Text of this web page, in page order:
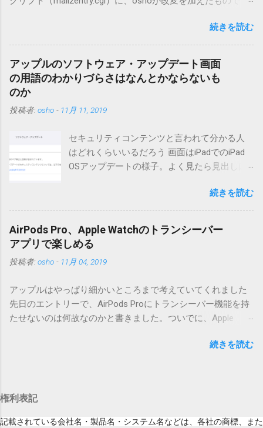
ーも出来ます。 バージョン0.5.3以降の動作確認はMT3.11で行
っています。0.5.2まではMT2.661で確認していました。0.5.3以
降もたぶん動くと思います。 現在のバージョンは0.5.3です。
（2004/12/4リリース）※0.6.3を公開しています。まだ心配な
点が多いため、こちらにはリンクしていません。安定を求め
る方は0.5.3を、新版の機能が必要な方は0.6.3をご利用くださ
い。 こちら からどうぞ。 0.3.6までのバージョンに、エント
版へのアップデートを強くお勧めしてます。 mail-entry.zipを
ダウンロードするにはここをクリックしてください。
（Windowsから解凍したフォルダを見ると「_MACOSX」とい
りませんので無視してください。MacOS XでZIP圧縮している
ため、Mac独自のファイル情報が含まれてしまうようで
す。） Ver.0.3.0以降用の差分ファイルはこちら 。ZIP圧縮して
まとめてあります。いまのバージョン番号と同じバージョン
合は一つずつ順に適用していく必要があります。0.5.0以降
は、パッチが正常に当てられるかどうかのチェックをしてい
ません。改造してる方向けに、バージョンアップポイントを
お知らせするのが主な目的となっています。 まずはどんなふ
うに使うものか説明し、設置方法は後述します。 使い方 メー
ル本文の1行目にauthor（投稿者）を、2行目にカテゴリを、
追記項目（extend）として扱われますので、必要に応じて指
ん。また、<>の中の文字は、設...
続きを読む
アップルのソフトウェア・アップデート画面
の用語のわかりづらさはなんとかならないも
のか
投稿者: osho - 11月 11, 2019
セキュリティコンテンツと言われて分かる人
はどれくらいいるだろう 画面はiPadでのiPad
OSアップデートの様子。よく見たら見出しは
の名前としてはいまだにiOSのままとか、そん
な理由じゃないでしょうね。 それは混乱のも
とですが、それよりも「Appleのソフトウェ
ア・アップデートのセキュリティコンテンツ
については、以下のWebサイトをご覧くださ
い」の部分。 セキュリティコンテンツ…？ こ
す。人によってはここで悩んだ結果、アップ
デートをしない人も出てきそうですよ。アッ
プデートに限らず、分からないけどやってみ
が多いと思います。経験上の感覚ですけれ
定アイコンにアップデートがある旨のバッヂ
続きを読む
AirPods Pro、Apple Watchのトランシーバー
アプリで楽しめる
投稿者: osho - 11月 04, 2019
アップルはやっぱり細かいところまで考えていてくれました
先日のエントリーで、AirPods Proにトランシーバー機能を持
たせないのは何故なのかと書きました。ついでに、Apple
はiPhoneに接続してるから使えないじゃん云々を書いたので
Watchでトランシーバーアプリを起動すると、AirPodsはトラ
ンシーバーのために機能するようになります。Apple Watchの
続きを読む
権利表記
記載されている会社名・製品名・システム名などは、各社の商標、また